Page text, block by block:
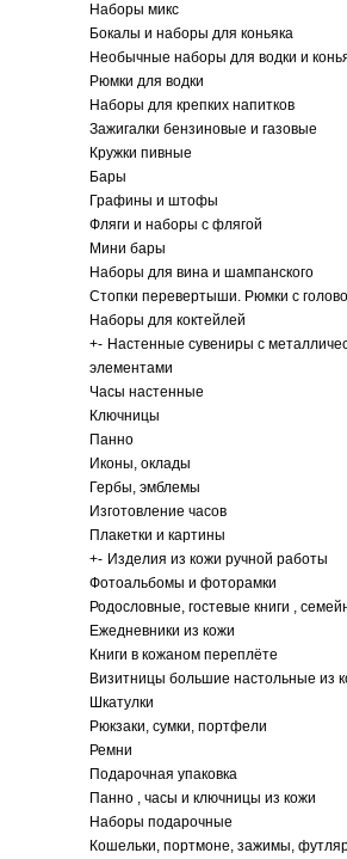
Наборы микс
Бокалы и наборы для коньяка
Необычные наборы для водки и
Рюмки для водки
Наборы для крепких напитков
Зажигалки бензиновые и газовые
Кружки пивные
Бары
Графины и штофы
Фляги и наборы с флягой
Мини бары
Наборы для вина и шампанского
Стопки перевертыши. Рюмки с
Наборы для коктейлей
+- Настенные сувениры с
элементами
Часы настенные
Ключницы
Панно
Иконы, оклады
Гербы, эмблемы
Изготовление часов
Плакетки и картины
+- Изделия из кожи ручной работы
Фотоальбомы и фоторамки
Родословные, гостевые книги ,
Ежедневники из кожи
Книги в кожаном переплёте
Визитницы большие настольные из
Шкатулки
Рюкзаки, сумки, портфели
Ремни
Подарочная упаковка
Панно , часы и ключницы из кожи
Наборы подарочные
Кошельки, портмоне, зажимы,